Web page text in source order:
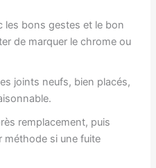
les bons gestes et le bon
de marquer le chrome ou
joints neufs, bien placés,
remplacement, puis
méthode si une fuite